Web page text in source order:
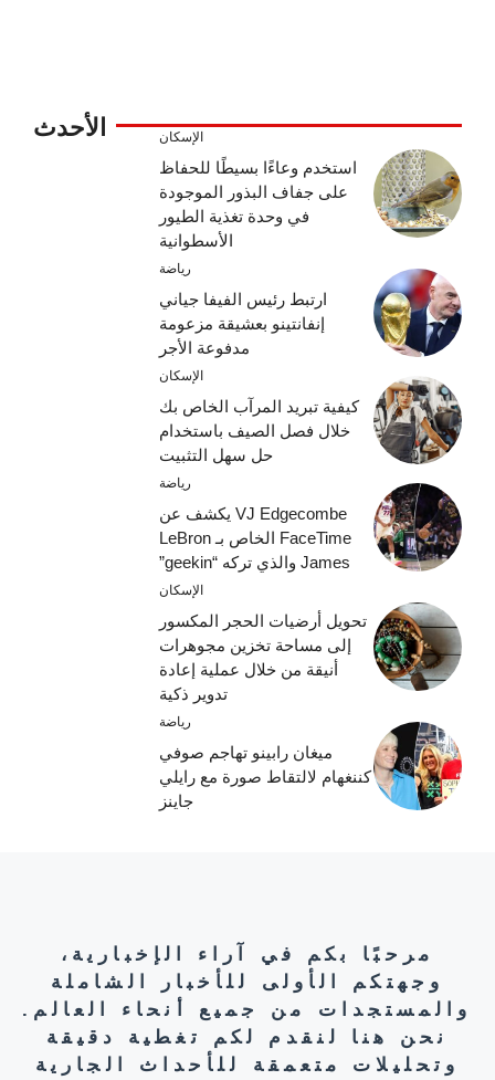
الأحدث الإسكان
استخدم وعاءًا بسيطًا للحفاظ
على جفاف البذور الموجودة
في وحدة تغذية الطيور
الأسطوانية
رياضة
ارتبط رئيس الفيفا جياني
إنفانتينو بعشيقة مزعومة
مدفوعة الأجر
الإسكان
كيفية تبريد المرآب الخاص بك
خلال فصل الصيف باستخدام
حل سهل التثبيت
رياضة
VJ Edgecombe يكشف عن
FaceTime الخاص بـ LeBron
James والذي تركه “geekin”
الإسكان
تحويل أرضيات الحجر المكسور
إلى مساحة تخزين مجوهرات
أنيقة من خلال عملية إعادة
تدوير ذكية
رياضة
ميغان رابينو تهاجم صوفي
كننغهام لالتقاط صورة مع رايلي
جاينز
مرحبًا بكم في آراء الإخبارية،
وجهتكم الأولى للأخبار الشاملة
والمستجدات من جميع أنحاء العالم.
نحن هنا لنقدم لكم تغطية دقيقة
وتحليلات متعمقة للأحداث الجارية